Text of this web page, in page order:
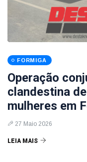
FORMIGA
Operação
clandestina
mulheres em
27 Maio 2026
LEIA MAIS